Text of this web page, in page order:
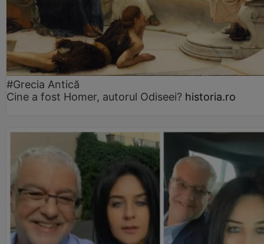
#Grecia Antică
Cine a fost Homer, autorul Odiseei? historia.ro